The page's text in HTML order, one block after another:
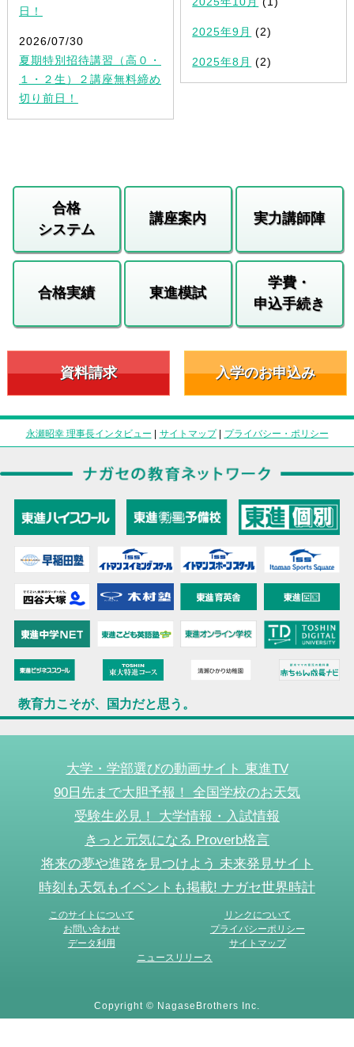
日！
2026/07/30
夏期特別招待講習（高０・
１・２生）２講座無料締め
切り前日！
2025年9月 (2)
2025年8月 (2)
合格
システム
講座案内 実力講師陣
合格実績 東進模試
学費・
申込手続き
資料請求 入学のお申込み
永瀬昭幸 理事長インタビュー | サイトマップ| プライバシー・ポリシー
教育力こそが、国力だと思う。
大学・学部選びの動画サイト 東進TV
90日先まで大胆予報！ 全国学校のお天気
受験生必見！ 大学情報・入試情報
きっと元気になる Proverb格言
将来の夢や進路を見つけよう 未来発見サイト
時刻も天気もイベントも掲載! ナガセ世界時計
このサイトについて
リンクについて
お問い合わせ
プライバシーポリシー
データ利用
サイトマップ
ニュースリリース
Copyright © NagaseBrothers Inc.